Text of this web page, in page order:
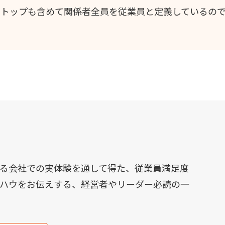
ップも含めて関係者全員を従業員と定義しているの
会社での実体験を通して得た、従業員満足度
ウをお伝えする、経営者やリーダー必読の一